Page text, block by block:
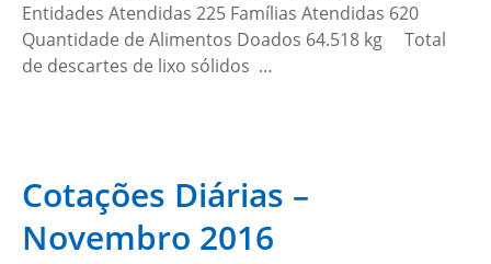
Entidades Atendidas 225 Famílias Atendidas 620
Quantidade de Alimentos Doados 64.518 kg Total
de descartes de lixo sólidos …
Cotações Diárias –
Novembro 2016